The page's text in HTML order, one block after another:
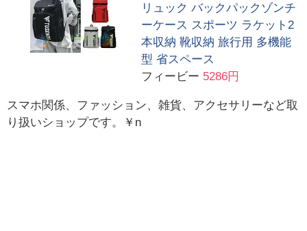
リュック バックパックゾンチ
ーケース スポーツ ラケット2
本収納 靴収納 旅行用 多機能
型 省スペース
フィービー 5286円
スマホ関係、ファッション、雑貨、アクセサリーなど取
り扱いショップです。￥n